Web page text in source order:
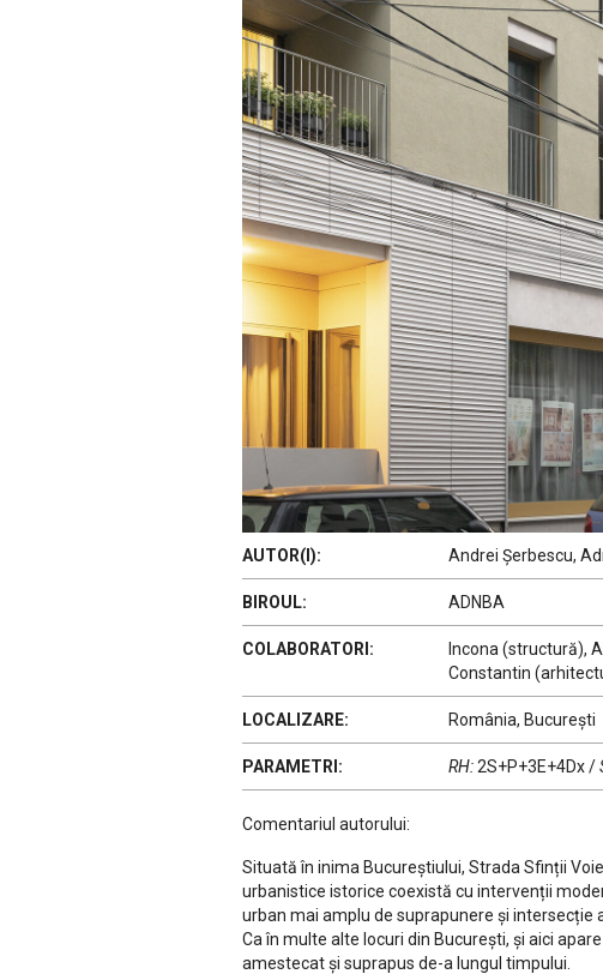
AUTOR(I): Andrei Șerbescu,
BIROUL: ADNBA
COLABORATORI:
Incona (structură),
Constantin
LOCALIZARE: România, București
PARAMETRI: RH:2S+P+3E+4Dx/
Comentariul autorului:
Situată în inima Bucureștiului, Strada Sfinții
urbanistice istorice coexistă cu intervenții
urban mai amplu de suprapunere și intersecție
Ca în multe alte locuri din Bucureşti, şi aici
amestecat şi suprapus de-a lungul timpului.